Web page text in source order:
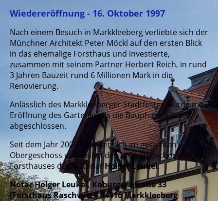
Wiedereröffnung - 16. Oktober 1997
Nach einem Besuch in Markkleeberg verliebte sich der
Münchner Architekt Peter Möckl auf den ersten Blick
in das ehemalige Forsthaus und investierte,
zusammen mit seinem Partner Herbert Reich, in rund
3 Jahren Bauzeit rund 6 Millionen Mark in die
Renovierung.
Anlässlich des Markkleeberger Stadtfestes wurde mit
Eröffnung des Gartenlokals die Bauphase offiziell
abgeschlossen.
Seit dem Jahr 2000 befindet sich im gesamten 1.
Obergeschoss und Teilen des 2. Obergeschosses des
Forsthauses das NotariatHolger Leukel.
Notar Holger Leukel, Koburger Straße 33
(Forsthaus Raschwitz), 04416 Markkleeberg